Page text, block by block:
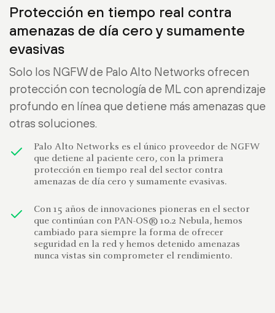
Protección en tiempo real contra
amenazas de día cero y sumamente
evasivas
Solo los NGFW de Palo Alto Networks ofrecen
protección con tecnología de ML con aprendizaje
profundo en línea que detiene más amenazas que
otras soluciones.
Palo Alto Networks es el único proveedor de NGFW
que detiene al paciente cero, con la primera
protección en tiempo real del sector contra
amenazas de día cero y sumamente evasivas.
Con 15 años de innovaciones pioneras en el sector
que continúan con PAN-OS® 10.2 Nebula, hemos
cambiado para siempre la forma de ofrecer
seguridad en la red y hemos detenido amenazas
nunca vistas sin comprometer el rendimiento.